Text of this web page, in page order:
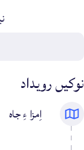
نوکیں رویداد
اِمزا ءِ جاه